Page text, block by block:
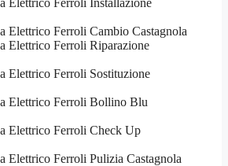
Elettrico Ferroli Cambio Castagnola
Elettrico Ferroli Riparazione
Elettrico Ferroli Sostituzione
Elettrico Ferroli Bollino Blu
Elettrico Ferroli Check Up
Elettrico Ferroli Pulizia Castagnola